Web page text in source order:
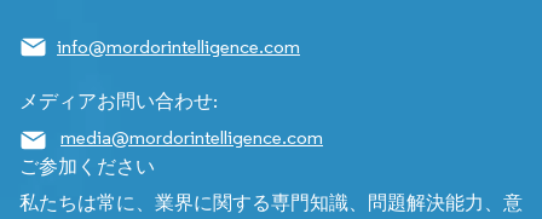
info@mordorintelligence.com
メディアお問い合わせ:
media@mordorintelligence.com
ご参加ください
私たちは常に、業界に関する専門知識、問題解決能力、意